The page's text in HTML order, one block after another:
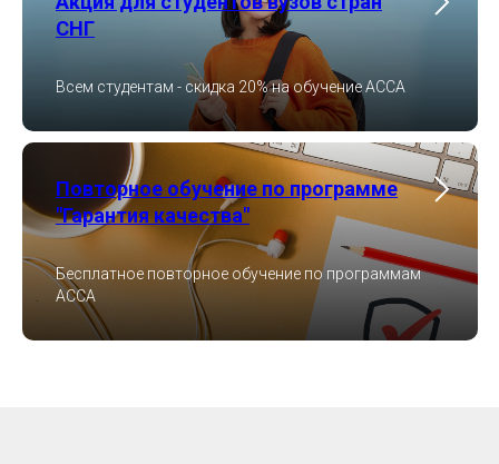
СНГ
Всем студентам - скидка 20% на обучение ACCA
Повторное обучение по программе
"Гарантия качества"
Бесплатное повторное обучение по программам
ACCA